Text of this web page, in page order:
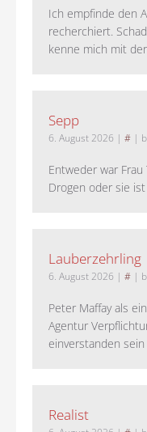
Ich empfinde den
recherchiert.
kenne mich mit der
Sepp
6. August 2026 | # |
Entweder war
Drogen oder sie ist
Lauberzehrling
6. August 2026 | # |
Peter Maffay als
Agentur
einverstanden
Realist